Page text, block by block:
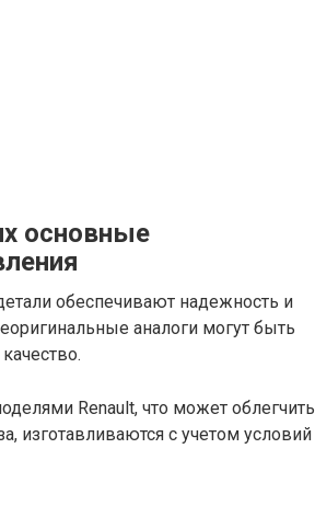
основные
обеспечивают надежность и
аналоги могут быть
Renault, что может облегчить
изготавливаются с учетом условий